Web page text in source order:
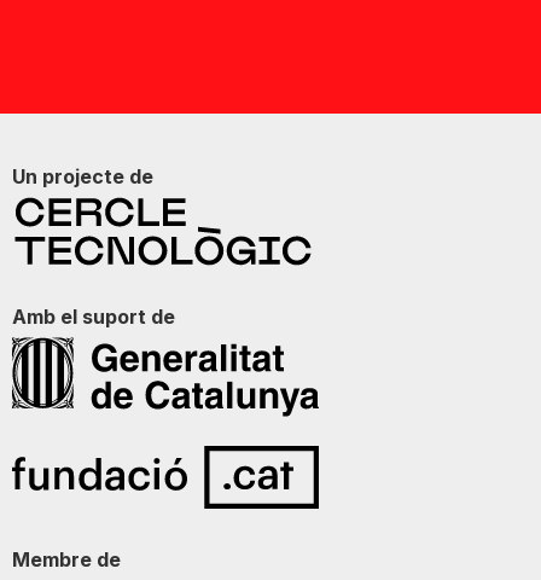
Un projecte de
Amb el suport de
Membre de